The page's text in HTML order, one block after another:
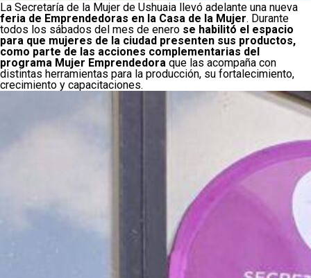
La Secretaría de la Mujer de Ushuaia llevó adelante una nueva
feria de Emprendedoras en la Casa de la Mujer. Durante
todos los sábados del mes de enero se habilitó el espacio
para que mujeres de la ciudad presenten sus productos,
como parte de las acciones complementarias del
programa Mujer Emprendedora que las acompaña con
distintas herramientas para la producción, su fortalecimiento,
crecimiento y capacitaciones.